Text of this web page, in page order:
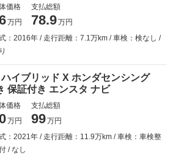
価格
万円
支払総額
78.9万円
：2016年
走行距離：7.1万km
車検：検なし
イブリッド X ホンダセンシング
保証付き エンスタ ナビ
価格
万円
支払総額
99万円
：2021年
走行距離：11.9万km
車検：車検整
なし